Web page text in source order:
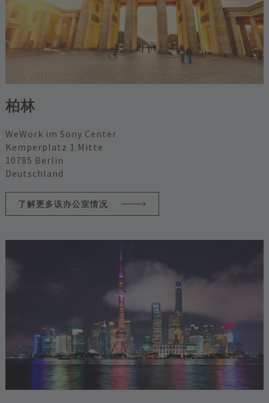
柏林
WeWork im Sony Center
Kemperplatz 1 Mitte
10785 Berlin
Deutschland
了解更多该办公室情况